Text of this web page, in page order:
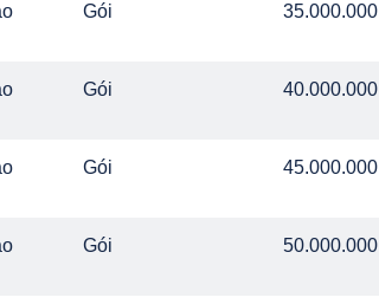
Gói 35.000.000
Gói 40.000.000
Gói 45.000.000
Gói 50.000.000